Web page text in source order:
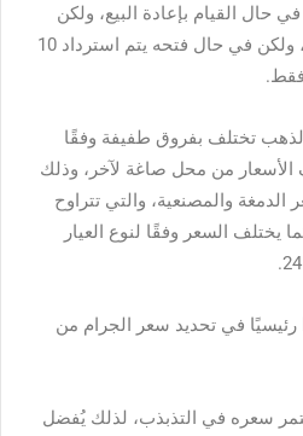
حال القيام بإعادة البيع، ولكن
ذلك بشرط عدم فتح الغلاف، ولكن في حال فتحه يتم استرداد 10
فقط.
تختلف بفروق طفيفة وفقًا
الأسعار من محل صاغة لآخر، وذلك
والمصنعية، والتي تتراوح
و65 جنيهًا، كما يختلف السعر وفقًا لنوع العيار
رئيسيًا في تحديد سعر الجرام من
سعره في التذبذب، لذلك يُفضل